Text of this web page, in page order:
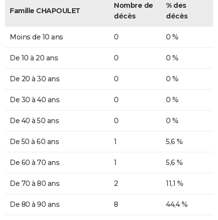
Famille CHAPOULET
Nombre de
décès
% des
décès
Moins de 10 ans 0 0 %
De 10 à 20 ans 0 0 %
De 20 à 30 ans 0 0 %
De 30 à 40 ans 0 0 %
De 40 à 50 ans 0 0 %
De 50 à 60 ans 1 5,6 %
De 60 à 70 ans 1 5,6 %
De 70 à 80 ans 2 11,1 %
De 80 à 90 ans 8 44,4 %